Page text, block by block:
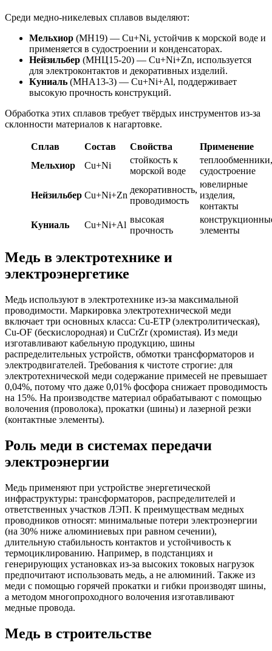
Среди медно-никелевых сплавов выделяют:
Мельхиор (МН19) — Cu+Ni, устойчив к морской воде и
применяется в судостроении и конденсаторах.
Нейзильбер (МНЦ15-20) — Cu+Ni+Zn, используется
для электроконтактов и декоративных изделий.
Куниаль (МНА13-3) — Cu+Ni+Al, поддерживает
высокую прочность конструкций.
Обработка этих сплавов требует твёрдых инструментов из-за
склонности материалов к нагартовке.
Сплав Состав Свойства
Применение
Мельхиор
Cu+Ni
стойкость к
морской воде
теплообменники,
судостроение
Нейзильбер Cu+Ni+Zn
декоративность,
проводимость
ювелирные
изделия,
контакты
Куниаль
Cu+Ni+Al
высокая
прочность
элементы
Медь в электротехнике и
электроэнергетике
Медь используют в электротехнике из-за максимальной
проводимости. Маркировка электротехнической меди
включает три основных класса: Cu-ETP (электролитическая),
Cu-OF (бескислородная) и CuCrZr (хромистая). Из меди
изготавливают кабельную продукцию, шины
распределительных устройств, обмотки трансформаторов и
электродвигателей. Требования к чистоте строгие: для
электротехнической меди содержание примесей не превышает
0,04%, потому что даже 0,01% фосфора снижает проводимость
на 15%. На производстве материал обрабатывают с помощью
волочения (проволока), прокатки (шины) и лазерной резки
(контактные элементы).
Роль меди в системах передачи
электроэнергии
Медь применяют при устройстве энергетической
инфраструктуры: трансформаторов, распределителей и
ответственных участков ЛЭП. К преимуществам медных
проводников относят: минимальные потери электроэнергии
(на 30% ниже алюминиевых при равном сечении),
длительную стабильность контактов и устойчивость к
термоциклированию. Например, в подстанциях и
генерирующих установках из-за высоких токовых нагрузок
предпочитают использовать медь, а не алюминий. Также из
меди с помощью горячей прокатки и гибки производят шины,
а методом многопроходного волочения изготавливают
медные провода.
Медь в строительстве